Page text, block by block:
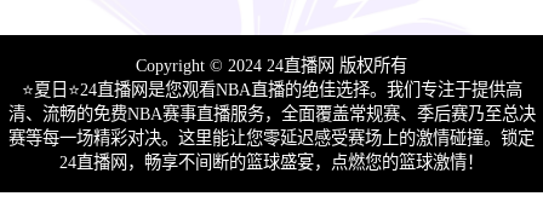
Copyright © 2024 24直播网 版权所有
⭐️夏日⭐24直播网是您观看NBA直播的绝佳选择。我们专注于提供高
清、流畅的免费NBA赛事直播服务，全面覆盖常规赛、季后赛乃至总决
赛等每一场精彩对决。这里能让您零延迟感受赛场上的激情碰撞。锁定
24直播网，畅享不间断的篮球盛宴，点燃您的篮球激情！